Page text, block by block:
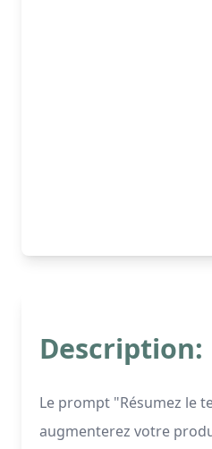
Description:
Le prompt "Résumez le
augmenterez votre